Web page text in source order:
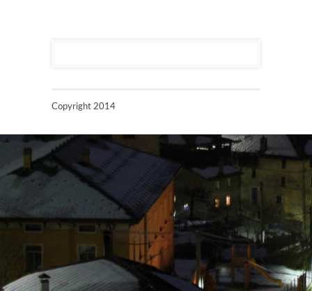
Copyright 2014